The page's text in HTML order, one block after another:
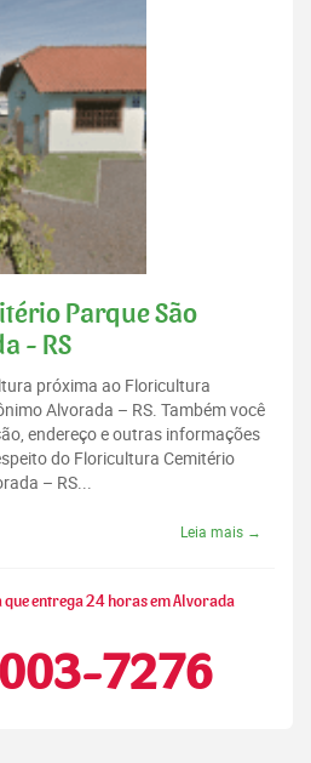
Parque São
- RS
próxima ao Floricultura
Alvorada – RS. Também você
endereço e outras informações
do Floricultura Cemitério
– RS...
Leia mais →
que entrega 24 horas em Alvorada
7276